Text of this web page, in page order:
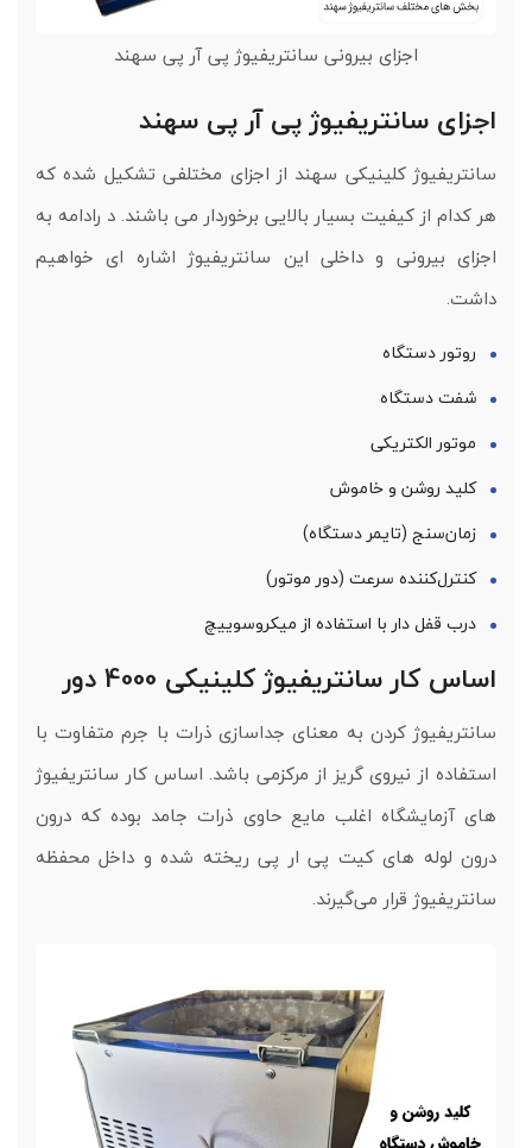
اجزای بیرونی سانتریفیوژ پی آر پی سهند
اجزای سانتریفیوژ پی آر پی سهند
سانتریفیوژ کلینیکی سهند از اجزای مختلفی تشکیل شده که
هر کدام از کیفیت بسیار بالایی برخوردار می باشند. د رادامه به
اجزای بیرونی و داخلی این سانتریفیوژ اشاره ای خواهیم
داشت.
روتور دستگاه
شفت دستگاه
موتور الکتریکی
کلید روشن و خاموش
زمان‌سنج (تایمر دستگاه)
کنترل‌کننده سرعت (دور موتور)
درب قفل‌ دار با استفاده از میکروسوییچ
اساس کار سانتریفیوژ کلینیکی 4000 دور
سانتریفیوژ کردن به معنای جداسازی ذرات با جرم متفاوت با
استفاده از نیروی گریز از مرکزمی باشد. اساس کار سانتریفیوژ
های آزمایشگاه اغلب مایع حاوی ذرات جامد بوده که درون
درون لوله های کیت پی ار پی ریخته شده و داخل محفظه
سانتریفیوژ قرار می‌گیرند.